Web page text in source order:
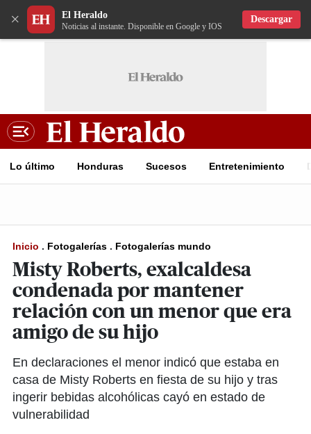
× El Heraldo
Noticias al instante. Disponible en Google y IOS
Descargar
Lo último Honduras Sucesos Entretenimiento
Inicio . Fotogalerías . Fotogalerías mundo
Misty Roberts, exalcaldesa
condenada por mantener
relación con un menor que era
amigo de su hijo
En declaraciones el menor indicó que estaba en
casa de Misty Roberts en fiesta de su hijo y tras
ingerir bebidas alcohólicas cayó en estado de
vulnerabilidad